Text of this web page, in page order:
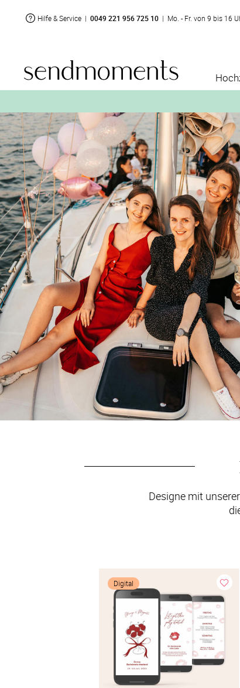
Hilfe & Service | 0049 221 956 725 10 | Mo. - Fr. von 9 bis 16
2. Aktiviere
Designe mit
Digital